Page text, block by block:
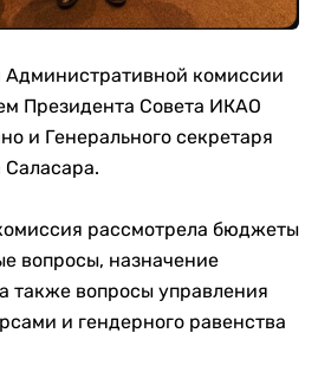
Административной комиссии
Президента Совета ИКАО
и Генерального секретаря
рассмотрела бюджеты
вопросы, назначение
также вопросы управления
и гендерного равенства